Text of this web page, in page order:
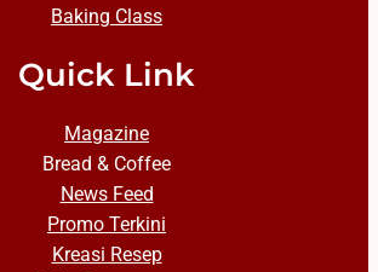
Baking Class
Quick Link
Magazine
Bread & Coffee
News Feed
Promo Terkini
Kreasi Resep